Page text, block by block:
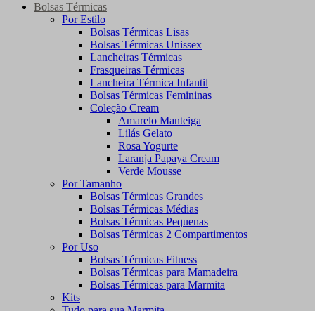
Bolsas Térmicas
Por Estilo
Bolsas Térmicas Lisas
Bolsas Térmicas Unissex
Lancheiras Térmicas
Frasqueiras Térmicas
Lancheira Térmica Infantil
Bolsas Térmicas Femininas
Coleção Cream
Amarelo Manteiga
Lilás Gelato
Rosa Yogurte
Laranja Papaya Cream
Verde Mousse
Por Tamanho
Bolsas Térmicas Grandes
Bolsas Térmicas Médias
Bolsas Térmicas Pequenas
Bolsas Térmicas 2 Compartimentos
Por Uso
Bolsas Térmicas Fitness
Bolsas Térmicas para Mamadeira
Bolsas Térmicas para Marmita
Kits